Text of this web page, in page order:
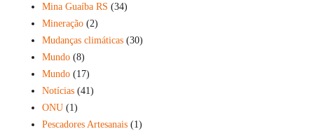
Mina Guaíba RS (34)
Mineração (2)
Mudanças climáticas (30)
Mundo (8)
Mundo (17)
Notícias (41)
ONU (1)
Pescadores Artesanais (1)